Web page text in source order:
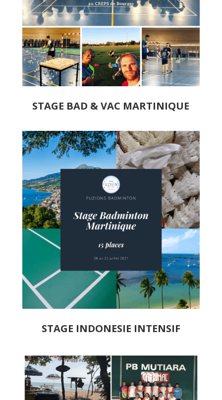
STAGE BAD & VAC MARTINIQUE
STAGE INDONESIE INTENSIF